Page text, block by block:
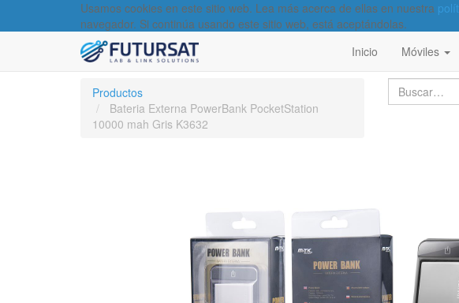
Usamos cookies en este sitio web. Lea más acerca de ellas en nuestra
navegador. Si continúa usando este sitio web, está aceptándolas.
Inicio Móviles
Productos
Bateria Externa PowerBank PocketStation
10000 mah Gris K3632